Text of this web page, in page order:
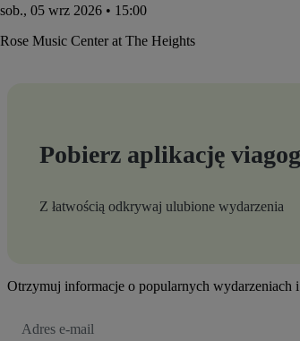
sob., 05 wrz 2026 • 15:00
Rose Music Center at The Heights
Pobierz aplikację
Z łatwością odkrywaj ulubione wydarzenia
Otrzymuj informacje o popularnych wydarzeniach
e-